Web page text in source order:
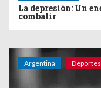
La depresión: Un
combatir
Argentina Deportes